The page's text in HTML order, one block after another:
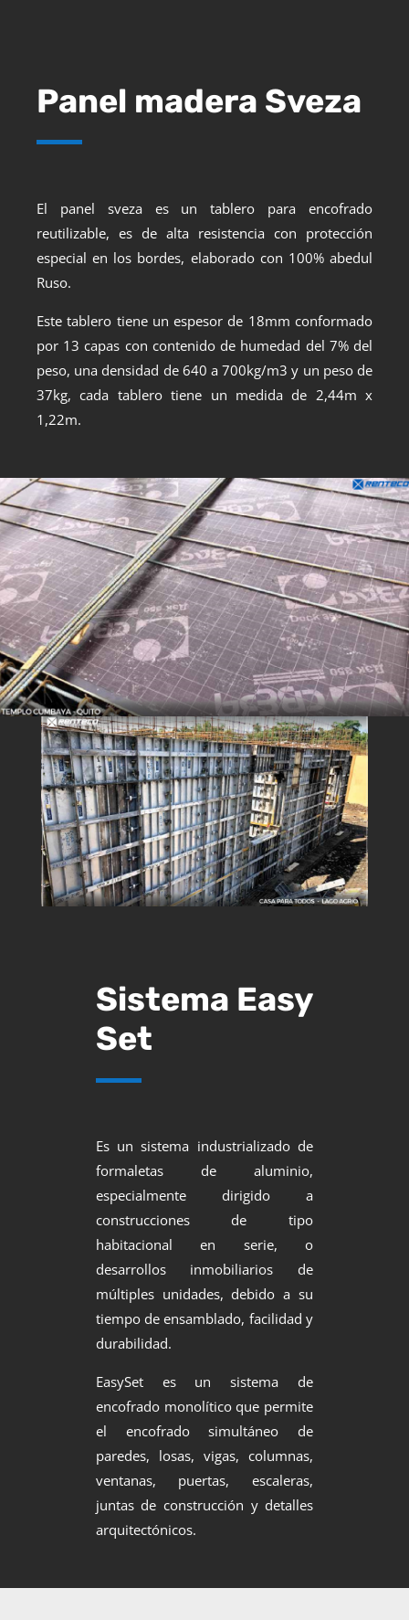
Panel madera Sveza
El panel sveza es un tablero para encofrado
reutilizable, es de alta resistencia con protección
especial en los bordes, elaborado con 100% abedul
Ruso.
Este tablero tiene un espesor de 18mm conformado
por 13 capas con contenido de humedad del 7% del
peso, una densidad de 640 a 700kg/m3 y un peso de
37kg, cada tablero tiene un medida de 2,44m x
1,22m.
Sistema Easy
Set
Es un sistema industrializado de
formaletas de aluminio,
especialmente dirigido a
construcciones de tipo
habitacional en serie, o
desarrollos inmobiliarios de
múltiples unidades, debido a su
tiempo de ensamblado, facilidad y
durabilidad.
EasySet es un sistema de
encofrado monolítico que permite
el encofrado simultáneo de
paredes, losas, vigas, columnas,
ventanas, puertas, escaleras,
juntas de construcción y detalles
arquitectónicos.